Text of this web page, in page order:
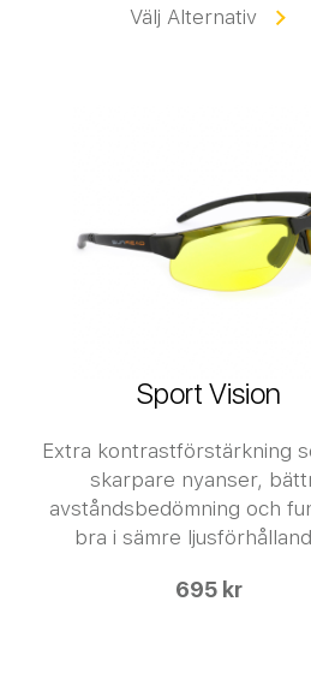
Välj Alternativ
Sport Vision
Extra kontrastförstärkning
skarpare nyanser,
avståndsbedömning och
bra i sämre
695 kr